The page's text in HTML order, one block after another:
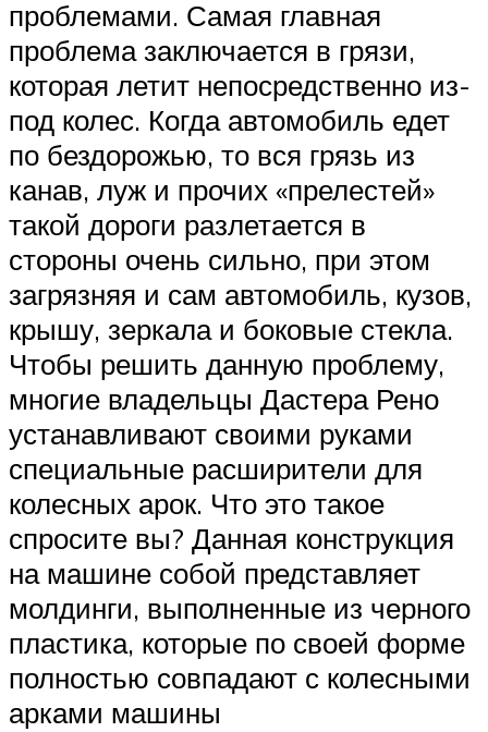
проблемами. Самая главная
проблема заключается в грязи,
которая летит непосредственно из-
под колес. Когда автомобиль едет
по бездорожью, то вся грязь из
канав, луж и прочих «прелестей»
такой дороги разлетается в
стороны очень сильно, при этом
загрязняя и сам автомобиль, кузов,
крышу, зеркала и боковые стекла.
Чтобы решить данную проблему,
многие владельцы Дастера Рено
устанавливают своими руками
специальные расширители для
колесных арок. Что это такое
спросите вы? Данная конструкция
на машине собой представляет
молдинги, выполненные из черного
пластика, которые по своей форме
полностью совпадают с колесными
арками машины